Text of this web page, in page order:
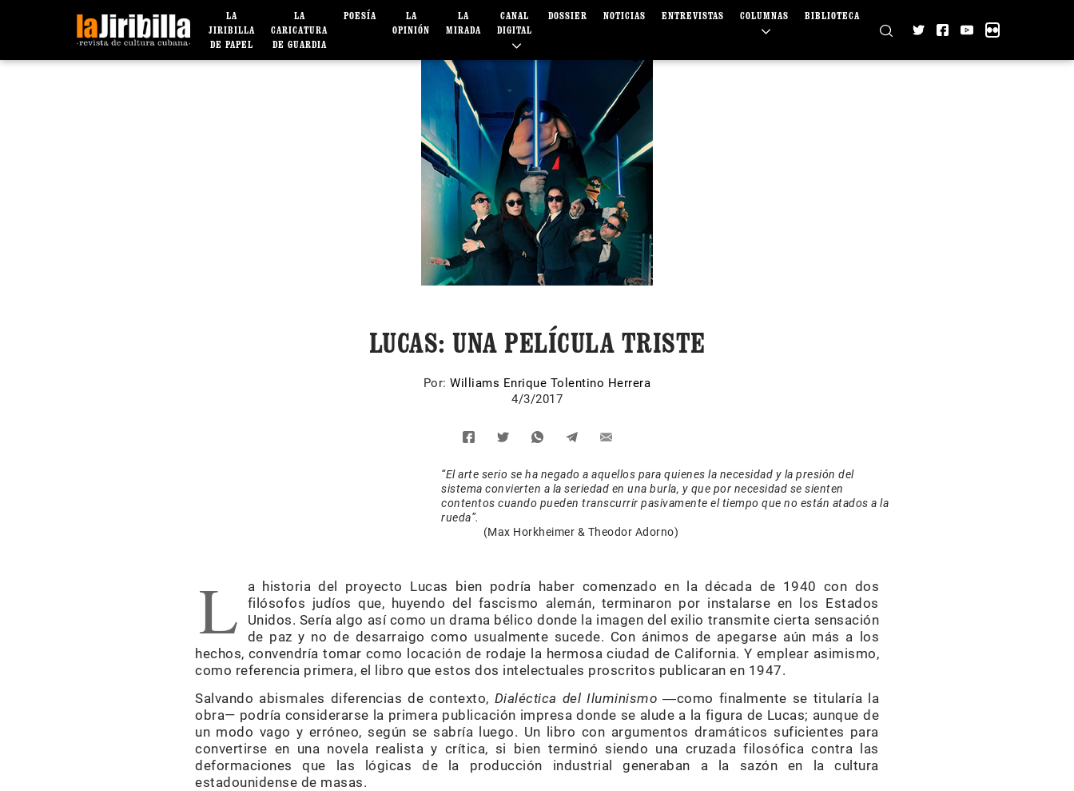
LA
JIRIBILLA
DE PAPEL
LA
CARICATURA
DE GUARDIA
POESÍA
LA
OPINIÓN
LA
MIRADA
CANAL
DIGITAL
DOSSIER NOTICIAS ENTREVISTAS COLUMNAS BIBLIOTECA
LUCAS: UNA PELÍCULA TRISTE
Por:Williams Enrique Tolentino Herrera
4/3/2017
“El arte serio se ha negado a aquellos para quienes la necesidad y la presión del
sistema convierten a la seriedad en una burla, y que por necesidad se sienten
contentos cuando pueden transcurrir pasivamente el tiempo que no están atados a la
rueda”.
(Max Horkheimer & Theodor Adorno)
L
a historia del proyecto Lucas bien podría haber comenzado en la década de 1940 con dos
filósofos judíos que, huyendo del fascismo alemán, terminaron por instalarse en los Estados
Unidos. Sería algo así como un drama bélico donde la imagen del exilio transmite cierta sensación
de paz y no de desarraigo como usualmente sucede. Con ánimos de apegarse aún más a los
hechos, convendría tomar como locación de rodaje la hermosa ciudad de California. Y emplear asimismo,
como referencia primera, el libro que estos dos intelectuales proscritos publicaran en 1947.
Salvando abismales diferencias de contexto, Dialéctica del Iluminismo ―como finalmente se titularía la
obra— podría considerarse la primera publicación impresa donde se alude a la figura de Lucas; aunque de
un modo vago y erróneo, según se sabría luego. Un libro con argumentos dramáticos suficientes para
convertirse en una novela realista y crítica, si bien terminó siendo una cruzada filosófica contra las
deformaciones que las lógicas de la producción industrial generaban a la sazón en la cultura
estadounidense de masas.